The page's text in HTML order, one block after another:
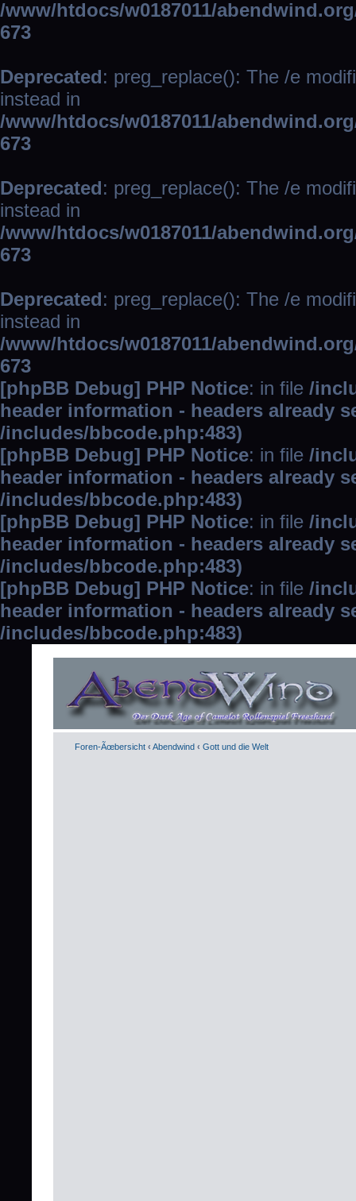
/www/htdocs/w0187011/
673
Deprecated: preg_replace(): The /e
instead in
/www/htdocs/w0187011/
673
Deprecated: preg_replace(): The /e
instead in
/www/htdocs/w0187011/
673
Deprecated: preg_replace(): The /e
instead in
/www/htdocs/w0187011/
673
[phpBB Debug] PHP Notice: in file /
header information - headers already
/includes/bbcode.php:483)
[phpBB Debug] PHP Notice: in file /
header information - headers already
/includes/bbcode.php:483)
[phpBB Debug] PHP Notice: in file /
header information - headers already
/includes/bbcode.php:483)
[phpBB Debug] PHP Notice: in file /
header information - headers already
/includes/bbcode.php:483)
Foren-Ãœbersicht ‹ Abendwind ‹ Gott und die Welt